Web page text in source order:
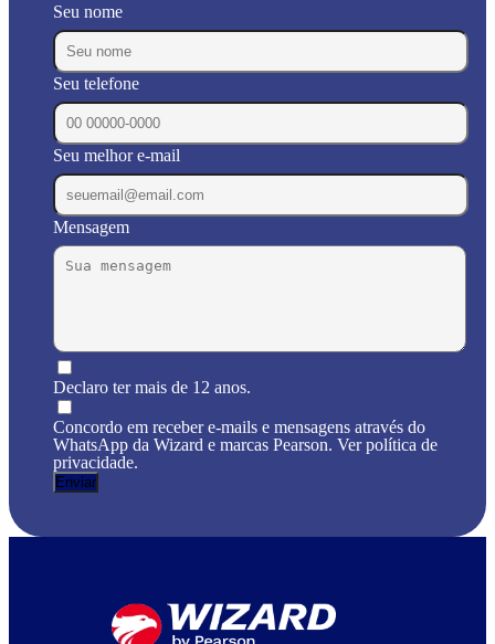
Seu nome
Seu telefone
Seu melhor e-mail
Mensagem
Declaro ter mais de 12 anos.
Concordo em receber e-mails e mensagens através do
WhatsApp da Wizard e marcas Pearson. Ver política de
privacidade.